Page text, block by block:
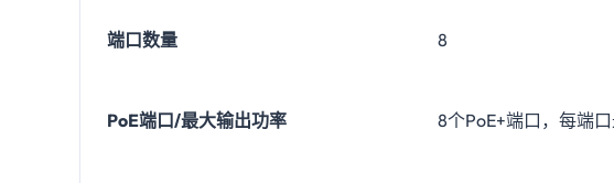
端口数量 8
PoE端口/最大输出功率 8个PoE+端口，每端